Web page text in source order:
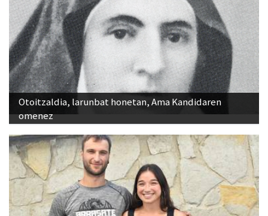
Otoitzaldia, larunbat honetan, Ama Kandidaren
omenez